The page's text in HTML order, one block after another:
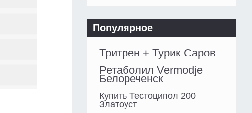
Популярное
Тритрен + Турик Саров
Ретаболил Vermodje
Белореченск
Купить Тестоципол 200
Златоуст